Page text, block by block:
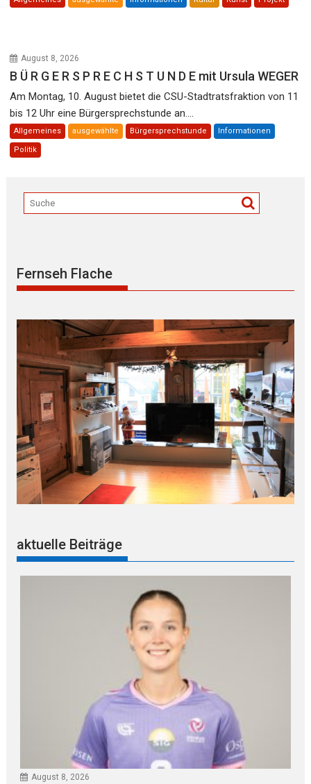
August 8, 2026
B Ü R G E R S P R E C H S T U N D E mit Ursula WEGER
Am Montag, 10. August bietet die CSU-Stadtratsfraktion von 11
bis 12 Uhr eine Bürgersprechstunde an....
Allgemeines ausgewählte Bürgersprechstunde Informationen
Politik
Fernseh Flache
aktuelle Beiträge
August 8, 2026